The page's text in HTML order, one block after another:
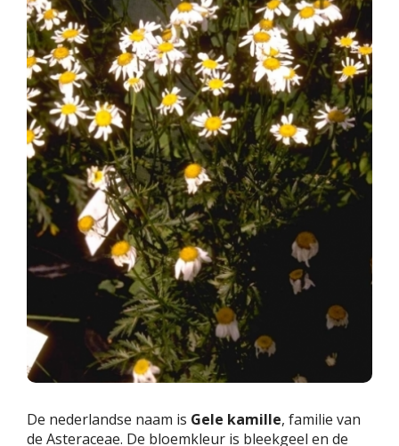
De nederlandse naam is Gele kamille, familie van
de Asteraceae. De bloemkleur is bleekgeel en de